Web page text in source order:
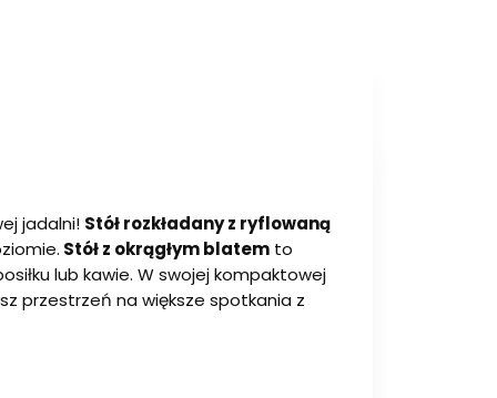
jadalni! Stół rozkładany z ryflowaną
Stół z okrągłym blatem to
lub kawie. W swojej kompaktowej
przestrzeń na większe spotkania z